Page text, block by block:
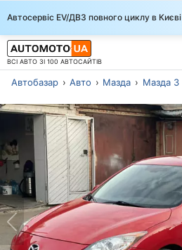
Автосервіс EV/ДВЗ повного циклу в Києві
ВСІ АВТО ЗІ 100 АВТОСАЙТІВ
Автобазар Авто Мазда Мазда 3